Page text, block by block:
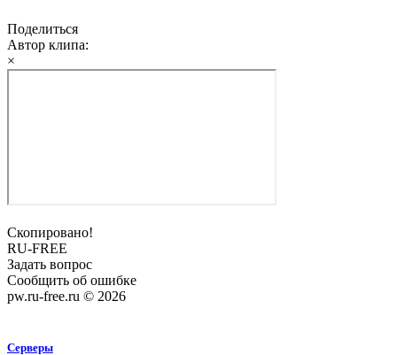
Поделиться
Автор клипа:
×
Скопировано!
RU-FREE
Задать вопрос
Сообщить об ошибке
pw.ru-free.ru © 2026
Серверы